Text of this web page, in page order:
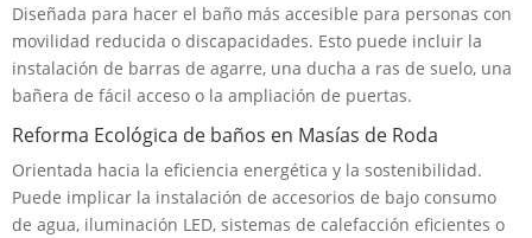
Diseñada para hacer el baño más accesible para personas con
movilidad reducida o discapacidades. Esto puede incluir la
instalación de barras de agarre, una ducha a ras de suelo, una
bañera de fácil acceso o la ampliación de puertas.
Reforma Ecológica de baños en Masías de Roda
Orientada hacia la eficiencia energética y la sostenibilidad.
Puede implicar la instalación de accesorios de bajo consumo
de agua, iluminación LED, sistemas de calefacción eficientes o